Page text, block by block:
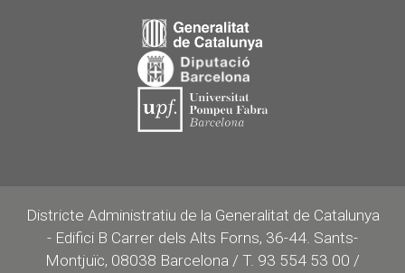
Districte Administratiu de la Generalitat de Catalunya
- Edifici B Carrer dels Alts Forns, 36-44. Sants-
Montjuïc, 08038 Barcelona / T. 93 554 53 00 /